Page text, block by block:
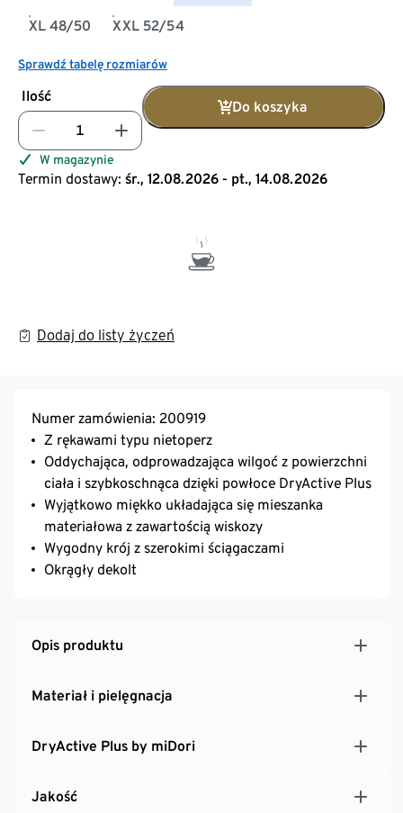
XL 48/50 XXL 52/54
Sprawdź tabelę rozmiarów
Ilość
Do koszyka
W magazynie
Termin dostawy: śr., 12.08.2026 - pt., 14.08.2026
Dodaj do listy życzeń
Numer zamówienia: 200919
Z rękawami typu nietoperz
Oddychająca, odprowadzająca wilgoć z powierzchni
ciała i szybkoschnąca dzięki powłoce DryActive Plus
Wyjątkowo miękko układająca się mieszanka
materiałowa z zawartością wiskozy
Wygodny krój z szerokimi ściągaczami
Okrągły dekolt
Opis produktu
Materiał i pielęgnacja
DryActive Plus by miDori
Jakość